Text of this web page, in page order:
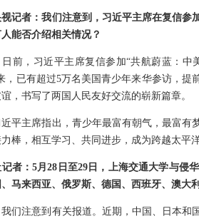
记者：我们注意到，习近平主席在复信参
能否介绍相关情况？
前，习近平主席复信参加“共航蔚蓝：中
，已有超过5万名美国青少年来华参访，
，书写了两国人民友好交流的崭新篇章。
近平主席指出，青少年最富有朝气，最富
棒，相互学习、共同进步，成为跨越太平
者：5月28日至29日，上海交通大学与侵
、马来西亚、俄罗斯、德国、西班牙、澳
们注意到有关报道。近期，中国、日本和